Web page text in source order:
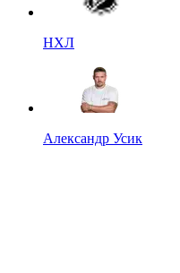
НХЛ
Александр Усик